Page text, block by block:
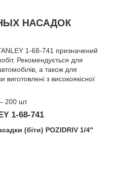
НАСАДОК
1-68-741 призначений
Рекомендується для
а також для
з високоякісної
200 шт.
1-68-741
(біти) POZIDRIV 1/4"